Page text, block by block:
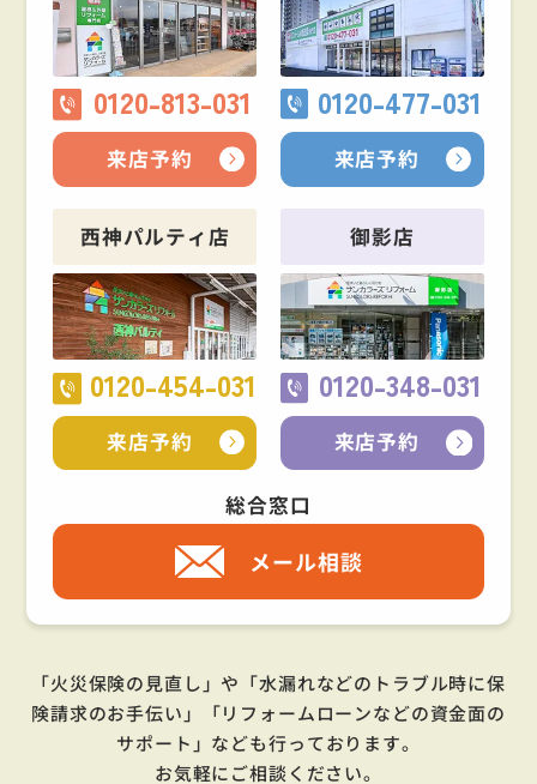
0120-813-031
来店予約
0120-477-031
来店予約
西神パルティ店
0120-454-031
来店予約
御影店
0120-348-031
来店予約
総合窓口
メール相談
「火災保険の見直し」や「水漏れなどのトラブル時に保
険請求のお手伝い」「リフォームローンなどの資金面の
サポート」 なども行っております。
お気軽にご相談ください。